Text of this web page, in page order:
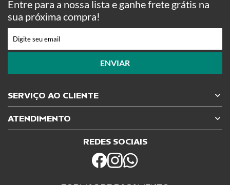
SERVIÇO AO CLIENTE
ATENDIMENTO
REDES SOCIAIS
Entre para a nossa lista e ganhe frete grátis na
sua próxima compra!
ENVIAR